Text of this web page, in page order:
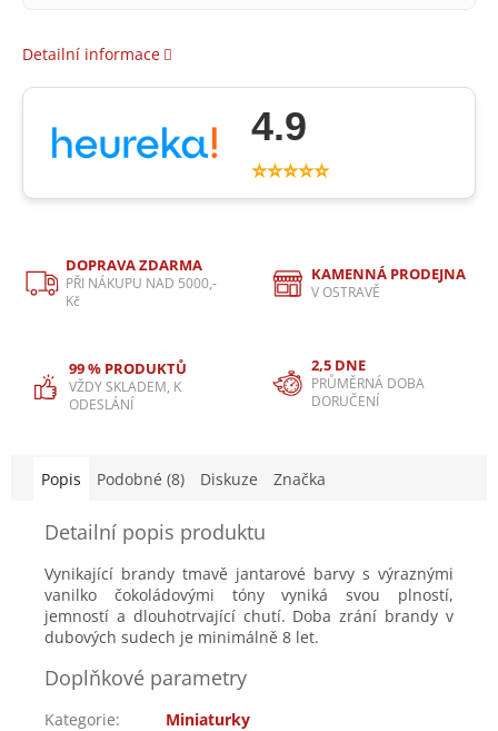
Detailní informace
4.9
⭐⭐⭐⭐⭐
DOPRAVA ZDARMA
PŘI NÁKUPU NAD 5000,-
Kč
KAMENNÁ PRODEJNA
V OSTRAVĚ
99 % PRODUKTŮ
VŽDY SKLADEM, K
ODESLÁNÍ
2,5 DNE
PRŮMĚRNÁ DOBA
DORUČENÍ
Popis Podobné (8) Diskuze Značka
Detailní popis produktu
Vynikající brandy tmavě jantarové barvy s výraznými
vanilko čokoládovými tóny vyniká svou plností,
jemností a dlouhotrvající chutí. Doba zrání brandy v
dubových sudech je minimálně 8 let.
Doplňkové parametry
Kategorie:
Miniaturky